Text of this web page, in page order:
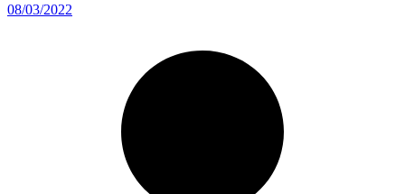
08/03/2022